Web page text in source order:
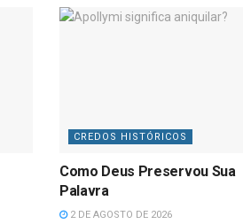
CREDOS HISTÓRICOS
Como Deus Preservou Sua
Palavra
2 DE AGOSTO DE 2026